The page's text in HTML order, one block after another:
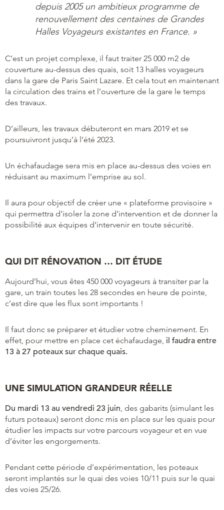
depuis 2005 un ambitieux programme de
renouvellement des centaines de Grandes
Halles Voyageurs existantes en France. »
C’est un projet complexe, il faut traiter 25 000 m2 de
couverture au-dessus des quais, soit 13 halles voyageurs
dans la gare de Paris Saint Lazare. Et cela tout en maintenant
la circulation des trains et l’ouverture de la gare le temps
des travaux.
D’ailleurs, les travaux débuteront en mars 2019 et se
poursuivront jusqu’à l’été 2023.
Un échafaudage sera mis en place au-dessus des voies en
réduisant au maximum l’emprise au sol.
Il aura pour objectif de créer une « plateforme provisoire »
qui permettra d’isoler la zone d’intervention et de donner la
possibilité aux équipes d’intervenir en toute sécurité.
QUI DIT RÉNOVATION … DIT ÉTUDE
Aujourd’hui, vous êtes 450 000 voyageurs à transiter par la
gare, un train toutes les 28 secondes en heure de pointe,
c’est dire que les flux sont importants !
Il faut donc se préparer et étudier votre cheminement. En
effet, pour mettre en place cet échafaudage, il faudra entre
13 à 27 poteaux sur chaque quais.
UNE SIMULATION GRANDEUR RÉELLE
Du mardi 13 au vendredi 23 juin, des gabarits (simulant les
futurs poteaux) seront donc mis en place sur les quais pour
étudier les impacts sur votre parcours voyageur et en vue
d’éviter les engorgements.
Pendant cette période d’expérimentation, les poteaux
seront implantés sur le quai des voies 10/11 puis sur le quai
des voies 25/26.